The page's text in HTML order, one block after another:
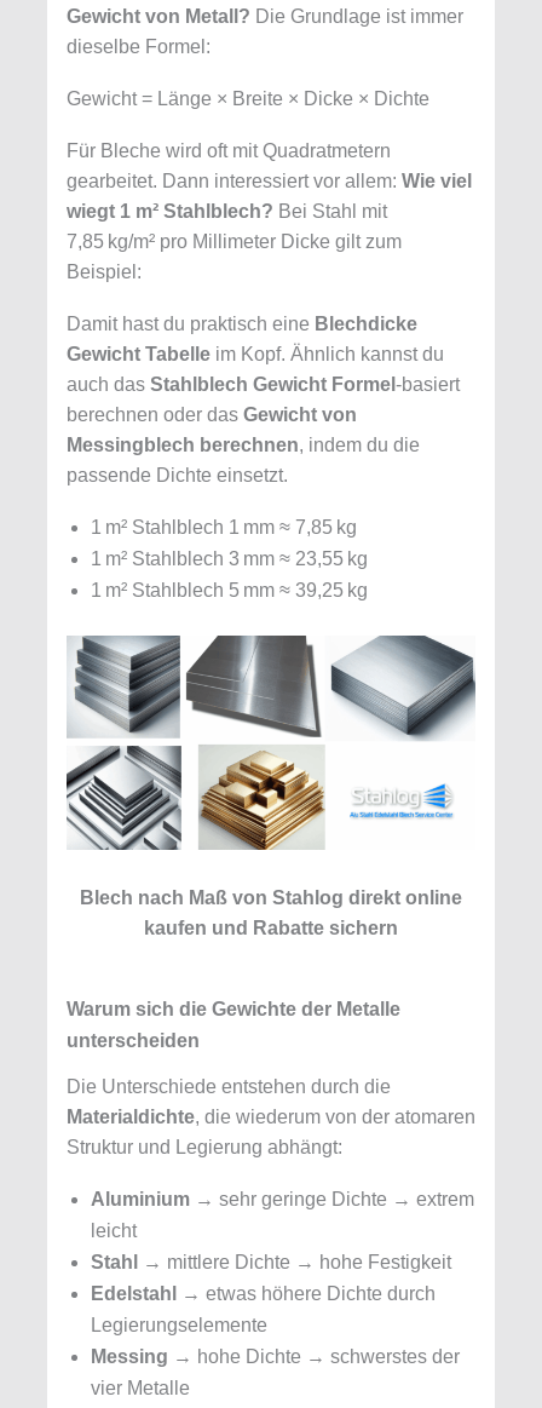
Gewicht von Metall? Die Grundlage ist immer
dieselbe Formel:
Gewicht = Länge × Breite × Dicke × Dichte
Für Bleche wird oft mit Quadratmetern
gearbeitet. Dann interessiert vor allem: Wie viel
wiegt 1 m² Stahlblech? Bei Stahl mit
7,85 kg/m² pro Millimeter Dicke gilt zum
Beispiel:
Damit hast du praktisch eine Blechdicke
Gewicht Tabelleim Kopf. Ähnlich kannst du
auch das Stahlblech Gewicht Formel ‑basiert
berechnen oder das Gewicht von
Messingblech berechnen, indem du die
passende Dichte einsetzt.
1 m² Stahlblech 1 mm ≈ 7,85 kg
1 m² Stahlblech 3 mm ≈ 23,55 kg
1 m² Stahlblech 5 mm ≈ 39,25 kg
Blech nach Maß von Stahlog direkt online
kaufen und Rabatte sichern
Warum sich die Gewichte der Metalle
unterscheiden
Die Unterschiede entstehen durch die
Materialdichte, die wiederum von der atomaren
Struktur und Legierung abhängt:
Aluminium→ sehr geringe Dichte → extrem
leicht
Stahl
→ mittlere Dichte → hohe Festigkeit
Edelstahl
→ etwas höhere Dichte durch
Legierungselemente
Messing → hohe Dichte → schwerstes der
vier Metalle